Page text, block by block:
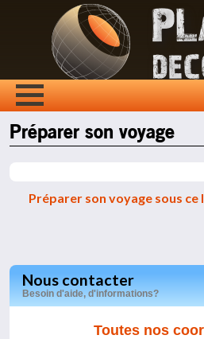
Préparer son voyage
Préparer son voyage sous ce
Nous contacter
Besoin d'aide, d'informations?
Toutes nos